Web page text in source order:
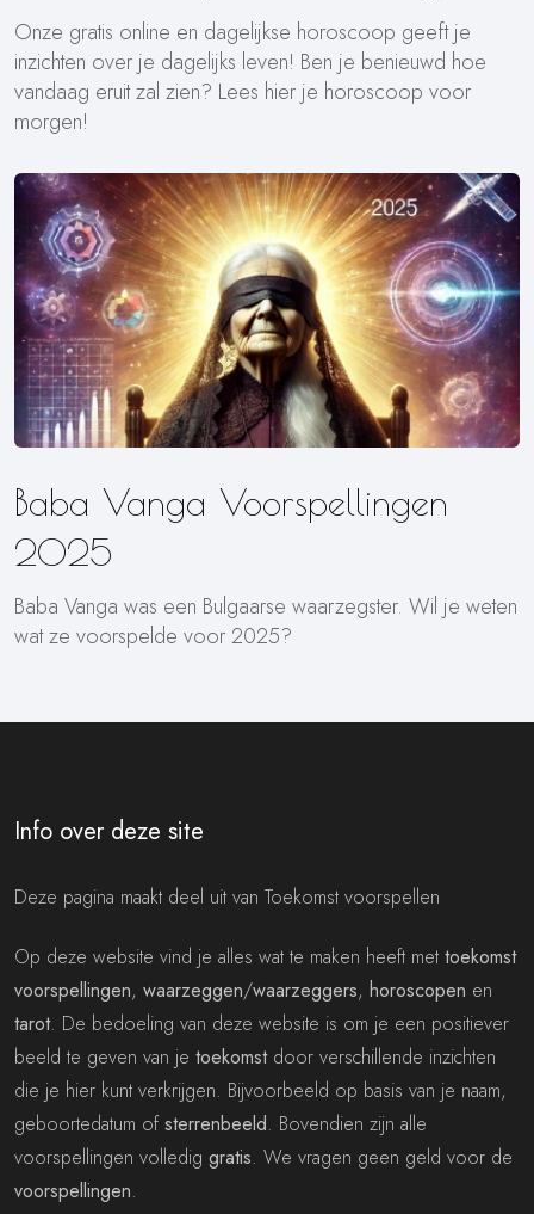
Onze gratis online en dagelijkse horoscoop geeft je
inzichten over je dagelijks leven! Ben je benieuwd hoe
vandaag eruit zal zien? Lees hier je horoscoop voor
morgen!
Baba Vanga Voorspellingen
2025
Baba Vanga was een Bulgaarse waarzegster. Wil je weten
wat ze voorspelde voor 2025?
Info over deze site
Deze pagina maakt deel uit van Toekomst voorspellen
Op deze website vind je alles wat te maken heeft met toekomst
voorspellingen, waarzeggen/waarzeggers, horoscopen en
tarot. De bedoeling van deze website is om je een positiever
beeld te geven van je toekomstdoor verschillende inzichten
die je hier kunt verkrijgen. Bijvoorbeeld op basis van je naam,
geboortedatum ofsterrenbeeld. Bovendien zijn alle
voorspellingen volledig gratis. We vragen geen geld voor de
voorspellingen.